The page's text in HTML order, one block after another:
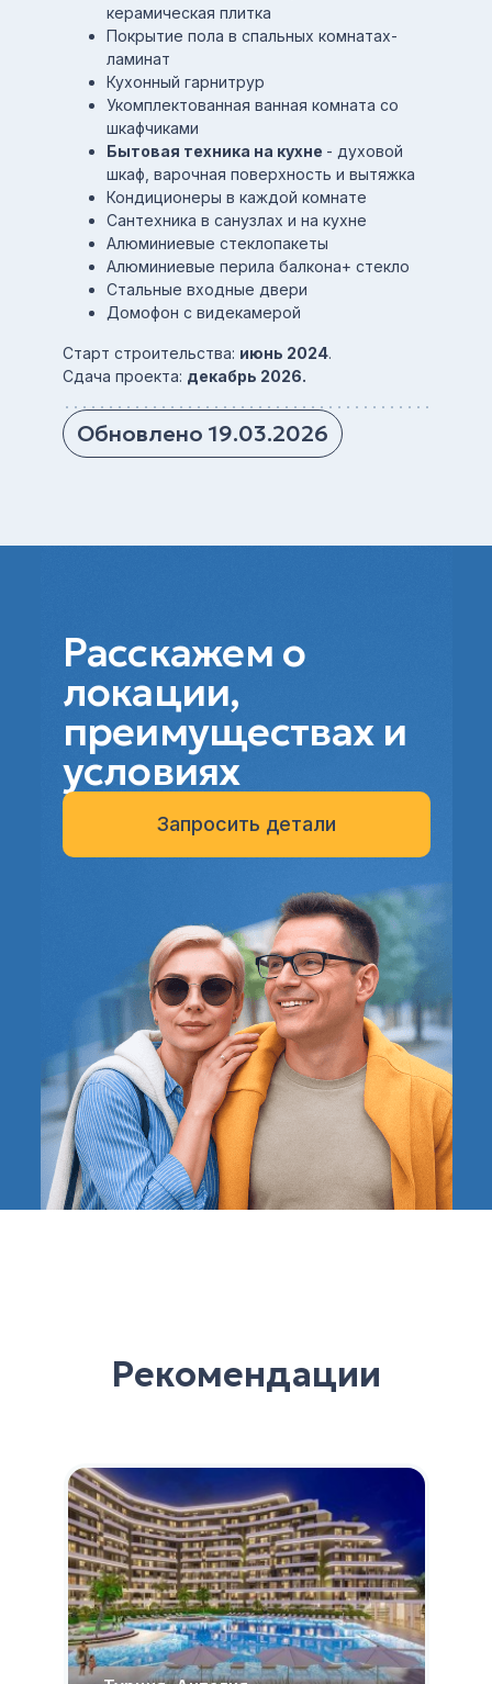
керамическая плитка
Покрытие пола в спальных комнатах-
ламинат
Кухонный гарнитрур
Укомплектованная ванная комната со
шкафчиками
Бытовая техника на кухне - духовой
шкаф, варочная поверхность и вытяжка
Кондиционеры в каждой комнате
Сантехника в санузлах и на кухне
Алюминиевые стеклопакеты
Алюминиевые перила балкона+ стекло
Стальные входные двери
Домофон с видекамерой
Старт строительства: июнь 2024.
Сдача проекта: декабрь 2026.
Обновлено 19.03.2026
Расскажем о
локации,
преимуществах и
условиях
Запросить детали
Рекомендации